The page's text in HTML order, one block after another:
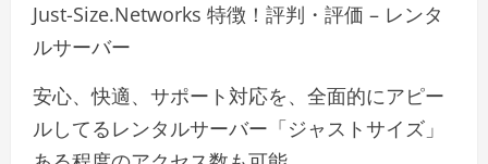
Just-Size.Networks 特徴！評判・評価 – レンタ
ルサーバー
安心、快適、サポート対応を、全面的にアピー
ルしてるレンタルサーバー「ジャストサイズ」